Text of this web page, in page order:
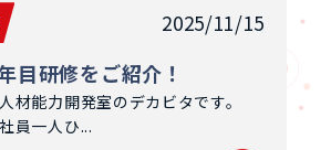
2025/11/15
目研修をご紹介！
材能力開発室のデカビタです。
員一人ひ...